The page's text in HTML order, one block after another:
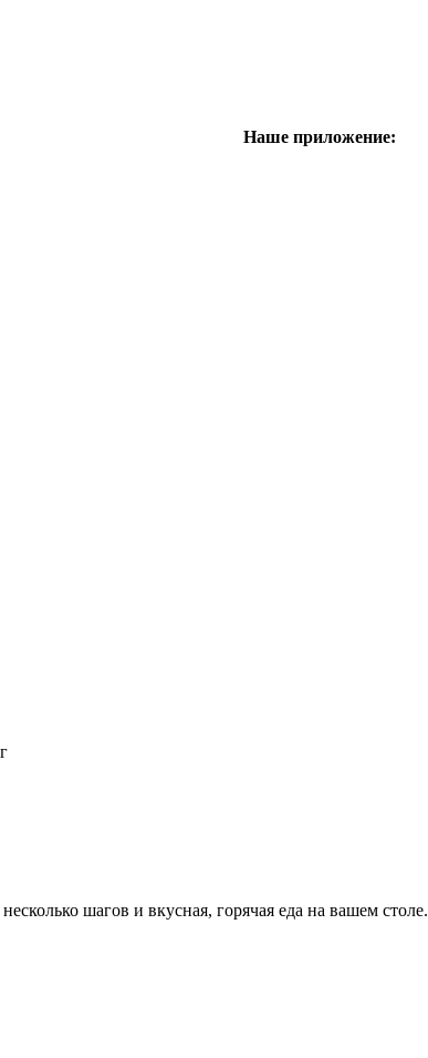
Наше приложение:
шагов и вкусная, горячая еда на вашем столе.